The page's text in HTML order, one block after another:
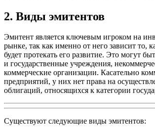
2. Виды эмитентов
Эмитент является ключевым игроком на
рынке, так как именно от него зависит то,
будет протекать его развитие. Это могут
и государственные учреждения,
коммерческие организации. Касательно
предприятий, у них нет права на
облигаций, относящихся к категории
Существуют следующие виды эмитентов: